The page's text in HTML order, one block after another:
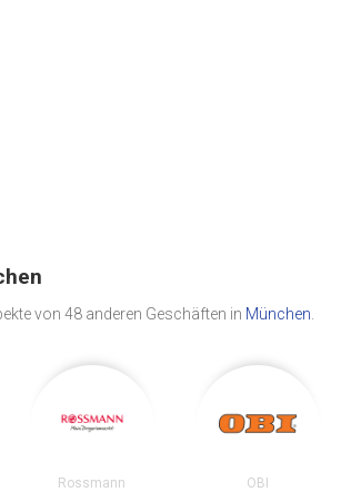
von 48 anderen Geschäften in München
Rossmann OBI